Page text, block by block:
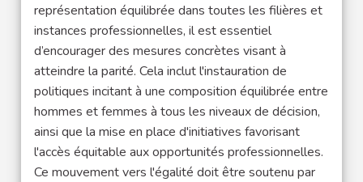
représentation équilibrée dans toutes les filières et
instances professionnelles, il est essentiel
d’encourager des mesures concrètes visant à
atteindre la parité. Cela inclut l'instauration de
politiques incitant à une composition équilibrée entre
hommes et femmes à tous les niveaux de décision,
ainsi que la mise en place d'initiatives favorisant
l'accès équitable aux opportunités professionnelles.
Ce mouvement vers l'égalité doit être soutenu par